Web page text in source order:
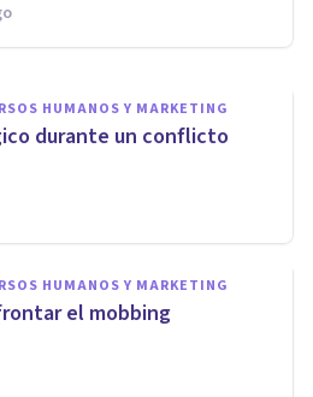
HUMANOS Y MARKETING
durante un conflicto
HUMANOS Y MARKETING
el mobbing